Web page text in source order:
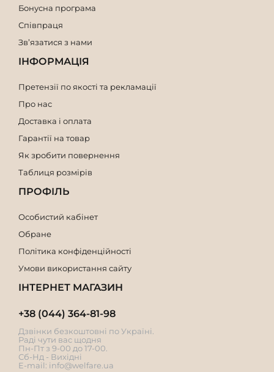
Бонусна програма
Співпраця
Зв’язатися з нами
ІНФОРМАЦІЯ
Претензії по якості та рекламації
Про нас
Доставка і оплата
Гарантії на товар
Як зробити повернення
Таблиця розмірів
ПРОФІЛЬ
Особистий кабінет
Обране
Політика конфіденційності
Умови використання сайту
ІНТЕРНЕТ МАГАЗИН
+38 (044) 364-81-98
Дзвінки безкоштовні по Україні.
Раді чути вас щодня
Пн-Пт з 9-00 до 17-00.
Сб-Нд - Вихідні
E-mail: info@welfare.ua